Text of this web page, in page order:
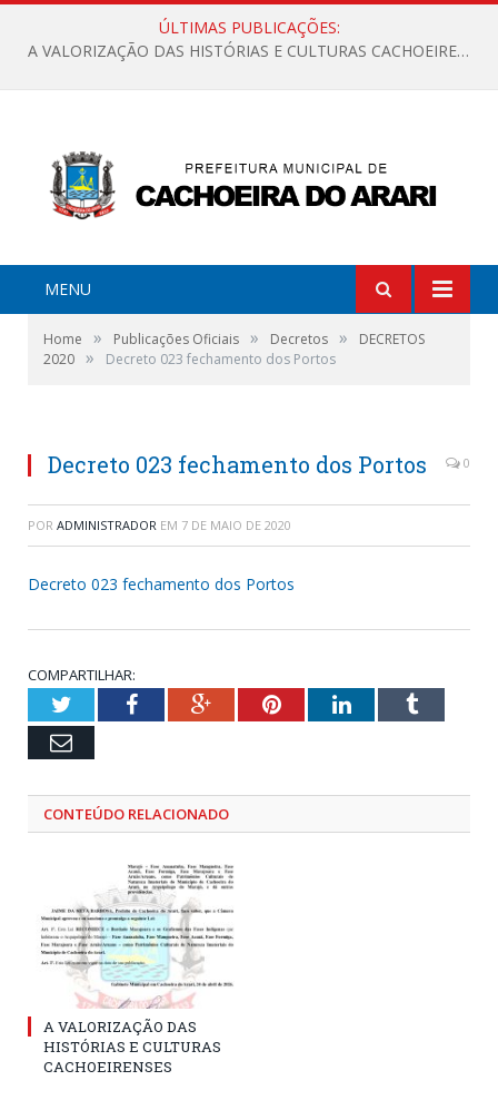
ÚLTIMAS PUBLICAÇÕES:
A VALORIZAÇÃO DAS HISTÓRIAS E CULTURAS CACHOEIRENSES
MENU
Home » Publicações Oficiais » Decretos »
DECRETOS
2020 » Decreto 023 fechamento dos Portos
Decreto 023 fechamento dos Portos 0
POR ADMINISTRADOR EM 7 DE MAIO DE 2020
Decreto 023 fechamento dos Portos
COMPARTILHAR:
TwitterFacebookGoogle+PinterestLinkedInTumblr
Email
CONTEÚDO RELACIONADO
A VALORIZAÇÃO DAS
HISTÓRIAS E CULTURAS
CACHOEIRENSES